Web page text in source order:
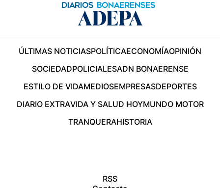
ÚLTIMAS NOTICIASPOLÍTICAECONOMÍAOPINIÓN
SOCIEDADPOLICIALESADN BONAERENSE
ESTILO DE VIDAMEDIOSEMPRESASDEPORTES
DIARIO EXTRAVIDA Y SALUD HOYMUNDO MOTOR
TRANQUERAHISTORIA
RSS